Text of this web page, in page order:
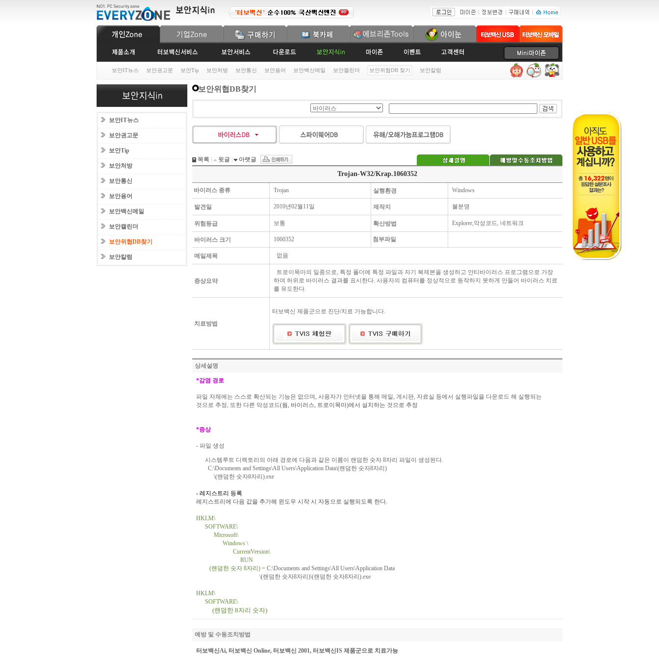
보안IT뉴스 보안권고문 보안Tip 보안처방 보안통신 보안용어 보안백신메일 보안캘린더 보안위협DB 찾기 보안칼럼
보안IT뉴스
보안권고문
보안Tip
보안처방
보안통신
보안용어
보안백신메일
보안캘린더
보안위협DB찾기
보안칼럼
보안위협DB찾기
목록 윗글 아랫글
Trojan-W32/Krap.1060352
바이러스 종류 Trojan 실행환경 Windows
발견일 2010년02월11일 제작지 불분명
위험등급 보통 확산방법 Explorer,악성코드, 네트워크
바이러스 크기 1060352 첨부파일
메일제목 없음
증상요약
트로이목마의 일종으로, 특정 폴더에 특정 파일과 자기 복제본을 생성하고 안티바이러스 프로그램으로 가장
하여 허위로 바이러스 결과를 표시한다. 사용자의 컴퓨터를 정상적으로 동작하지 못하게 만들어 바이러스 치료
를 유도한다.
치료방법
터보백신 제품군으로 진단/치료 가능합니다.
상세설명
*감염 경로
파일 자체에는 스스로 확산되는 기능은 없으며, 사용자가 인터넷을 통해 메일 , 게시판, 자료실 등에서 실행파일을 다운로드 해 실행되는
것으로 추정, 또한 다른 악성코드(웜 , 바이러스, 트로이목마)에서 설치하는 것으로 추정
*증상
- 파일 생성
시스템루트 디렉토리의 아래 경로에 다음과 같은 이름이 랜덤한 숫자 8자리 파일이 생성된다.
C:\Documents and Settings\All Users\Application Data\(랜덤한 숫자8자리 )
\(랜덤한 숫자8자리 ).exe
- 레지스트리 등록
레지스트리에 다음 값을 추가해 윈도우 시작 시 자동으로 실행되도록 한다.
HKLM\
SOFTWARE\
Microsoft\
Windows \
CurrentVersion\
RUN
(랜덤한 숫자8자리 ) = C:\Documents and Settings\All Users\Application Data
\(랜덤한 숫자8자리 )\(랜덤한 숫자8자리 ).exe
HKLM\
SOFTWARE\
(랜덤한 8자리 숫자)
예방 및 수동조치방법
터보백신Ai, 터보백신 Online, 터보백신 2001, 터보백신IS 제품군으로 치료가능